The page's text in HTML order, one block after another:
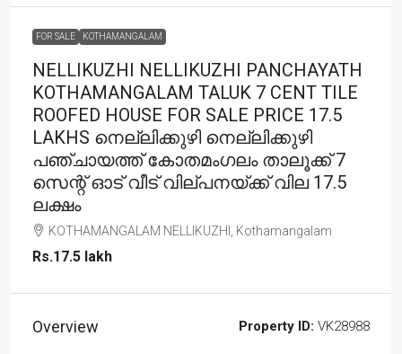
FOR SALE KOTHAMANGALAM
NELLIKUZHI NELLIKUZHI PANCHAYATH
KOTHAMANGALAM TALUK 7 CENT TILE
ROOFED HOUSE FOR SALE PRICE 17.5
LAKHS നെല്ലിക്കുഴി നെല്ലിക്കുഴി
പഞ്ചായത്ത് കോതമംഗലം താലൂക്ക് 7
സെന്റ് ഓട് വീട് വില്പനയ്ക്ക് വില 17.5
ലക്ഷം
KOTHAMANGALAM NELLIKUZHI, Kothamangalam
Rs.17.5 lakh
Overview Property ID: VK28988